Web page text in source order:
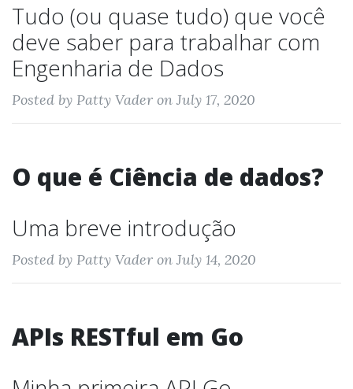
Tudo (ou quase tudo) que você
deve saber para trabalhar com
Engenharia de Dados
Posted by Patty Vader on July 17, 2020
O que é Ciência de dados?
Uma breve introdução
Posted by Patty Vader on July 14, 2020
APIs RESTful em Go